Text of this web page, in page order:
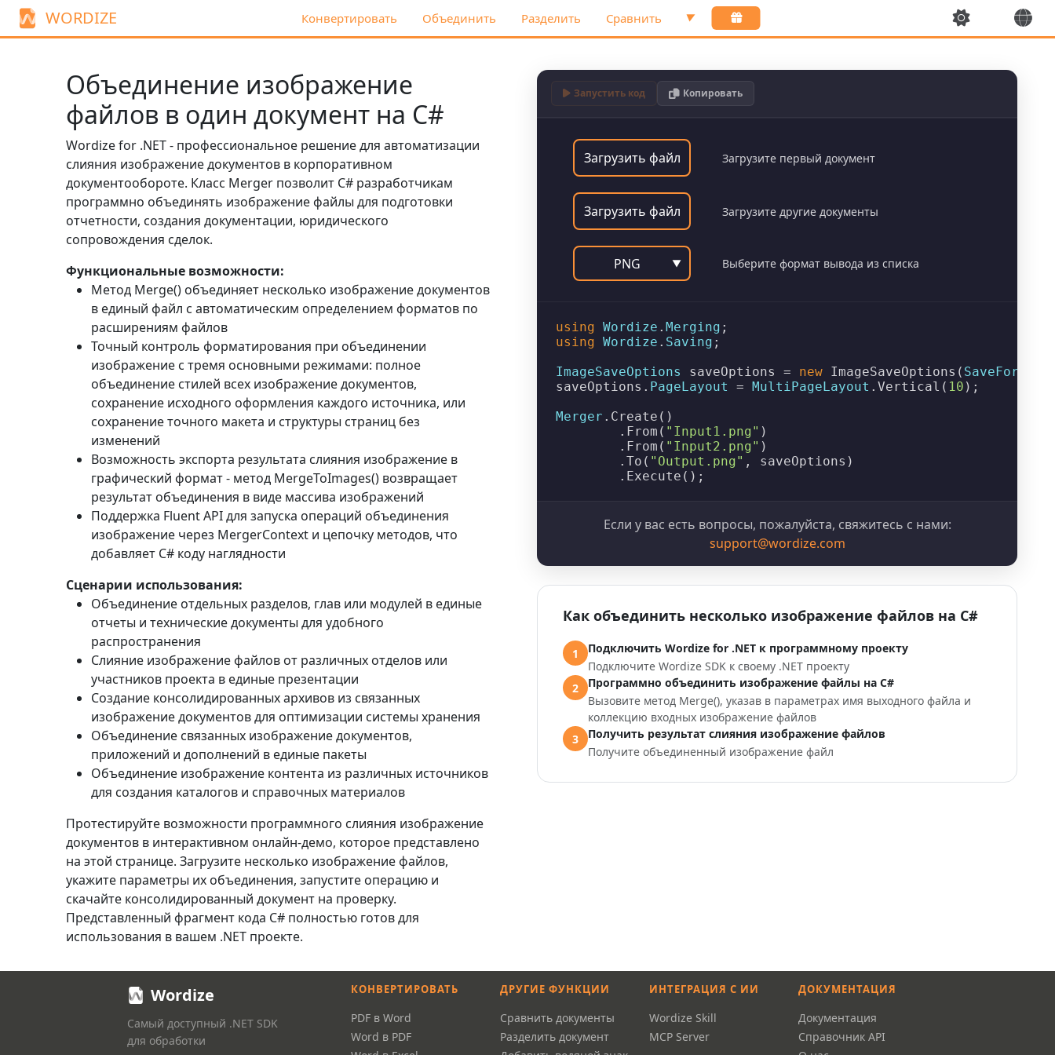
WORDIZE Конвертировать Объединить Разделить Сравнить ▼
Объединение изображение
файлов в один документ на C#
Wordize for .NET - профессиональное решение для автоматизации
слияния изображение документов в корпоративном
документообороте. Класс Merger позволит C# разработчикам
программно объединять изображение файлы для подготовки
отчетности, создания документации, юридического
сопровождения сделок.
Функциональные возможности:
Метод Merge() объединяет несколько изображение документов
в единый файл с автоматическим определением форматов по
расширениям файлов
Точный контроль форматирования при объединении
изображение с тремя основными режимами: полное
объединение стилей всех изображение документов,
сохранение исходного оформления каждого источника, или
сохранение точного макета и структуры страниц без
изменений
Возможность экспорта результата слияния изображение в
графический формат - метод MergeToImages() возвращает
результат объединения в виде массива изображений
Поддержка Fluent API для запуска операций объединения
изображение через MergerContext и цепочку методов, что
добавляет C# коду наглядности
Сценарии использования:
Объединение отдельных разделов, глав или модулей в единые
отчеты и технические документы для удобного
распространения
Слияние изображение файлов от различных отделов или
участников проекта в единые презентации
Создание консолидированных архивов из связанных
изображение документов для оптимизации системы хранения
Объединение связанных изображение документов,
приложений и дополнений в единые пакеты
Объединение изображение контента из различных источников
для создания каталогов и справочных материалов
Протестируйте возможности программного слияния изображение
документов в интерактивном онлайн-демо, которое представлено
на этой странице. Загрузите несколько изображение файлов,
укажите параметры их объединения, запустите операцию и
скачайте консолидированный документ на проверку.
Представленный фрагмент кода C# полностью готов для
использования в вашем .NET проекте.
Запустить код Копировать
Загрузить файл Загрузите первый документ
Загрузить файл Загрузите другие документы
PNG ▼ Выберите формат вывода из списка
using Wordize . Merging
using Wordize . Saving ;
ImageSaveOptions
saveOptions = new ImageSaveOptions ( SaveFormat
saveOptions. PageLayout = MultiPageLayout . Vertical ( 10 );
Merger . Create ()
        .
From ( "Input1.png" )
        .
From ( "Input2.png" )
        .
To ( "Output.png" , saveOptions)
        .
Execute ();
Если у вас есть вопросы, пожалуйста, свяжитесь с нами:
support@wordize.com
Как объединить несколько изображение файлов на C#
1
Подключить Wordize for .NET к программному проекту
Подключите Wordize SDK к своему .NET проекту
2
Программно объединить изображение файлы на C#
Вызовите метод Merge(), указав в параметрах имя выходного файла и
коллекцию входных изображение файлов
3
Получить результат слияния изображение файлов
Получите объединенный изображение файл
Wordize
Самый доступный .NET SDK
для обработки
КОНВЕРТИРОВАТЬ
PDF в Word
Word в PDF
ДРУГИЕ ФУНКЦИИ
Сравнить документы
Разделить документ
ИНТЕГРАЦИЯ С ИИ
Wordize Skill
MCP Server
ДОКУМЕНТАЦИЯ
Документация
Справочник API